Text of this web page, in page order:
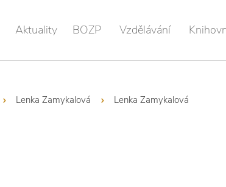
Aktuality BOZP Vzdělávání
Lenka Zamykalová Lenka Zamykalová